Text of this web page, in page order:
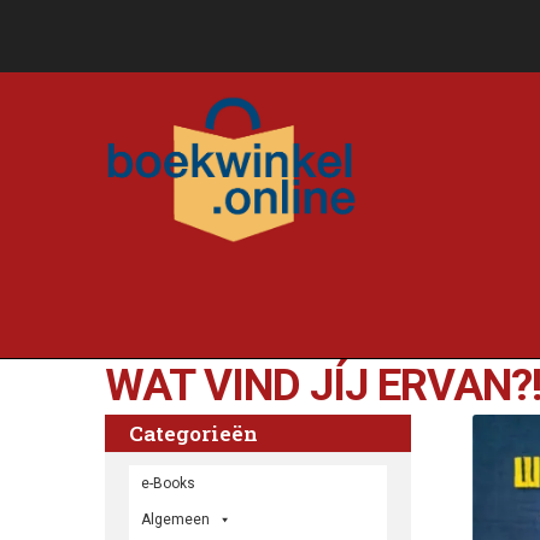
WAT VIND JÍJ ERVAN?!
Categorieën
e-Books
Algemeen